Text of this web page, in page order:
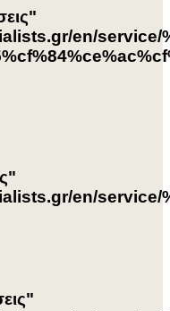
en/service/
en/service/